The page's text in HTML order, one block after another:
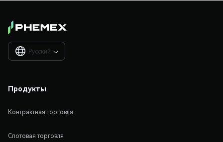
Русский 
Продукты
Контрактная торговля
Спотовая торговля